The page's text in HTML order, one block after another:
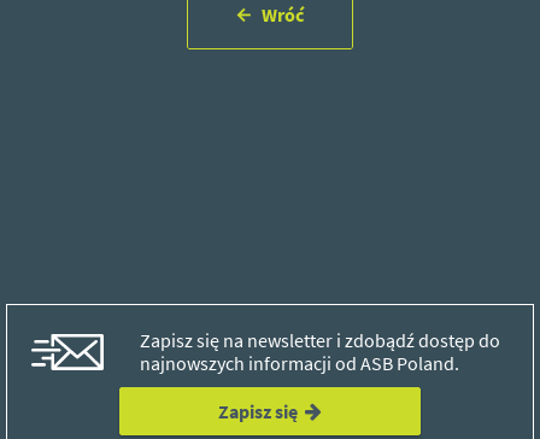
Wróć
Zapisz się na newsletter i zdobądź dostęp do
najnowszych informacji od ASB Poland.
Zapisz się